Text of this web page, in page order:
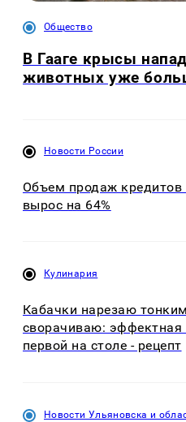
Общество
В Гааге крысы
животных уже
Новости России
Объем продаж
вырос на 64%
Кулинария
Кабачки нарезаю
сворачиваю: эффектная
первой на столе - рецепт
Новости Ульяновска и